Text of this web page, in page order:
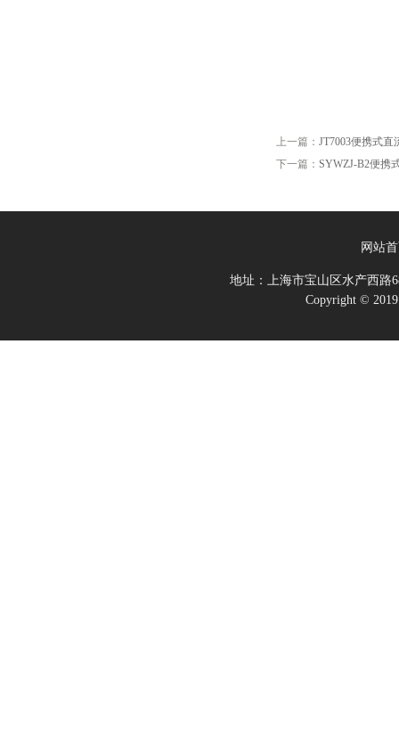
上一篇： JT7003便携式
下一篇： SYWZJ-B2便携
网站
地址：上海市宝山区水产西路
Copyright ©